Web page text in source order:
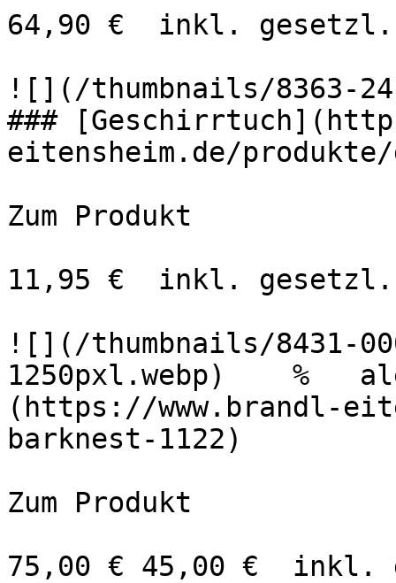
64,90 €  inkl.
![](/thumbnails/8363-
###
eitensheim.de/
Zum Produkt
11,95 €  inkl.
![](/thumbnails/8431-
1250pxl.webp)    %
(https://www.brandl-
barknest-1122)
Zum Produkt
75,00 € 45,00 €